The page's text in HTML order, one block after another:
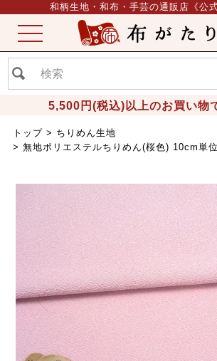
和柄生地・和布・手芸の通販店《公
5,500円(税込)以上のお買い物
ME
NU
トップ
ちりめん生地
無地ポリエステルちりめん(桜色) 10cm単